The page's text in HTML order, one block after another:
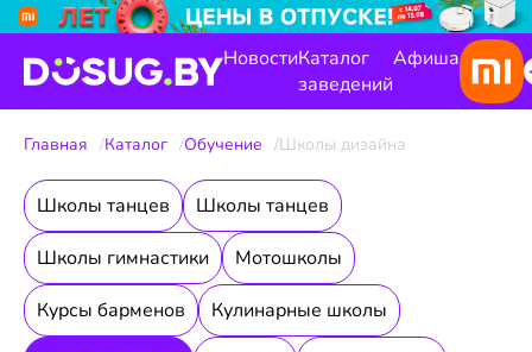
НовостиКаталог
заведений
Афиша
Главная Каталог Обучение Школы дизайна
Школы танцев
Школы танцев
Школы гимнастики
Мотошколы
Курсы барменов
Кулинарные школы